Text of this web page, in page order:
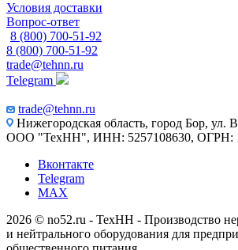
Условия доставки
Вопрос-ответ
8 (800) 700-51-92
8 (800) 700-51-92
trade@tehnn.ru
Telegram
trade@tehnn.ru
Нижегородская область, город Бор, ул.
ООО "ТехНН", ИНН: 5257108630, ОГРН:
Вконтакте
Telegram
MAX
2026 © no52.ru - ТехНН - Производство
и нейтрального оборудования для